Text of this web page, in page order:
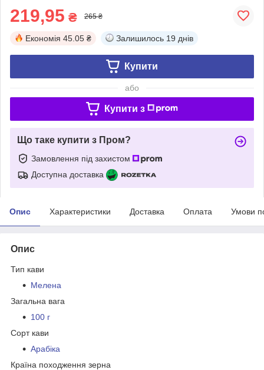
219,95 ₴ 265 ₴
Економія 45.05 ₴ Залишилось 19 днів
Купити
або
Купити з
Що таке купити з Пром?
Замовлення під захистом
Доступна доставка
Опис Характеристики Доставка Оплата Умови
Опис
Тип кави
Мелена
Загальна вага
100 г
Сорт кави
Арабіка
Країна походження зерна